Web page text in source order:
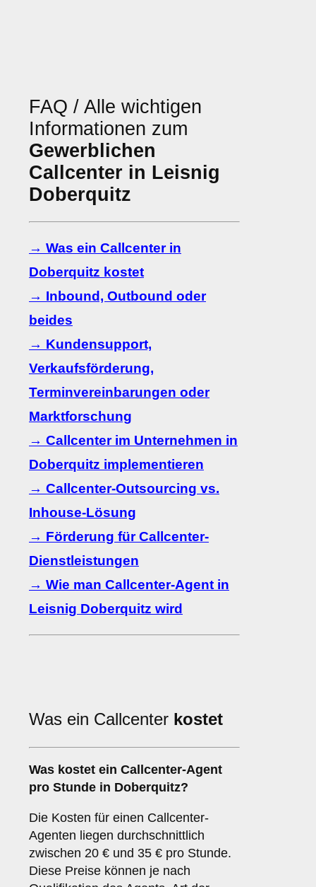
FAQ / Alle wichtigen
Informationen zum
Gewerblichen
Callcenter in Leisnig
Doberquitz
→ Was ein Callcenter in
Doberquitz kostet
→ Inbound, Outbound oder
beides
→ Kundensupport,
Verkaufsförderung,
Terminvereinbarungen oder
Marktforschung
→ Callcenter im Unternehmen in
Doberquitz implementieren
→ Callcenter-Outsourcing vs.
Inhouse-Lösung
→ Förderung für Callcenter-
Dienstleistungen
→ Wie man Callcenter-Agent in
Leisnig Doberquitz wird
Was ein Callcenter kostet
Was kostet ein Callcenter-Agent
pro Stunde in Doberquitz?
Die Kosten für einen Callcenter-
Agenten liegen durchschnittlich
zwischen 20 € und 35 € pro Stunde.
Diese Preise können je nach